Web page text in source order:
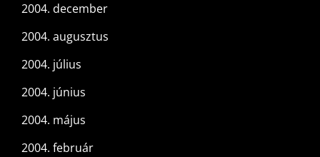
2004. december
2004. augusztus
2004. július
2004. június
2004. május
2004. február